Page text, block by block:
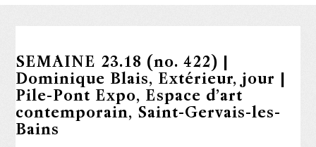
SEMAINE 23.18 (no. 422) |
Dominique Blais, Extérieur, jour |
Pile-Pont Expo, Espace d’art
contemporain, Saint-Gervais-les-
Bains